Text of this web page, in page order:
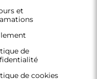
et
de
de cookies